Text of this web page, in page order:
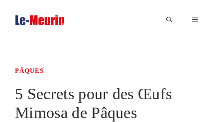
MENU
PÂQUES
5 Secrets pour des Œufs
Mimosa de Pâques